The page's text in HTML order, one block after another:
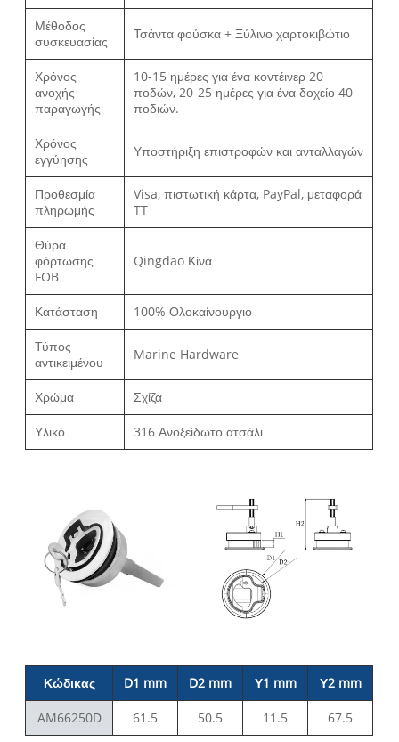
Μέθοδος
συσκευασίας
Τσάντα φούσκα + Ξύλινο χαρτοκιβώτιο
Χρόνος
ανοχής
παραγωγής
10-15 ημέρες για ένα κοντέινερ 20
ποδών, 20-25 ημέρες για ένα δοχείο 40
ποδιών.
Χρόνος
εγγύησης
Υποστήριξη επιστροφών και ανταλλαγών
Προθεσμία
πληρωμής
Visa, πιστωτική κάρτα, PayPal, μεταφορά
TT
Θύρα
φόρτωσης
FOB
Qingdao Κίνα
Κατάσταση 100% Ολοκαίνουργιο
Τύπος
αντικειμένου
Marine Hardware
Χρώμα Σχίζα
Υλικό 316 Ανοξείδωτο ατσάλι
Κώδικας D1 mm D2 mm Υ1 mm Υ2 mm
AM66250D 61.5 50.5 11.5 67.5